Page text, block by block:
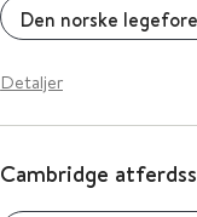
Den norske
Detaljer
Cambridge